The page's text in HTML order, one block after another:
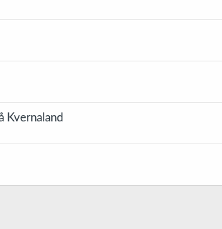
Kvernaland